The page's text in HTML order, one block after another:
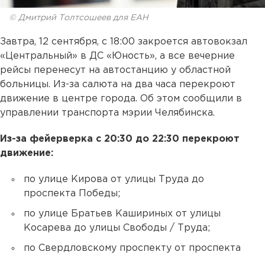
© Дмитрий Толтсошеев для ЕАН
Завтра, 12 сентября, с 18:00 закроется автовокзал
«Центральный» в ДС «Юность», а все вечерние
рейсы перенесут на автостанцию у областной
больницы. Из-за салюта на два часа перекроют
движение в центре города. Об этом сообщили в
управлении транспорта мэрии Челябинска.
Из-за фейерверка с 20:30 до 22:30 перекроют
движение:
по улице Кирова от улицы Труда до
проспекта Победы;
по улице Братьев Кашириных от улицы
Косарева до улицы Свободы / Труда;
по Свердловскому проспекту от проспекта